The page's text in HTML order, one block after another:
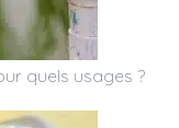
quels usages ?